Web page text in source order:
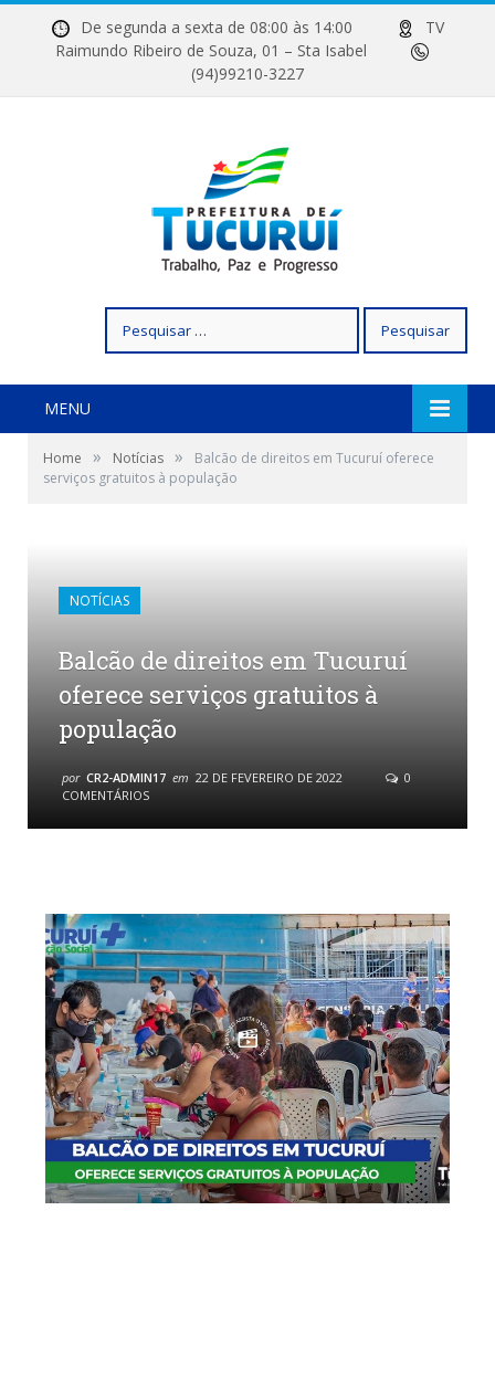
De segunda a sexta de 08:00 às 14:00
TV
Raimundo Ribeiro de Souza, 01 – Sta Isabel
(94)99210-3227
por:
MENU
Home » Notícias »
Balcão de direitos em Tucuruí oferece
serviços gratuitos à população
NOTÍCIAS
Balcão de direitos em Tucuruí
oferece serviços gratuitos à
população
por CR2-ADMIN17 em 22 DE FEVEREIRO DE 2022
0
COMENTÁRIOS